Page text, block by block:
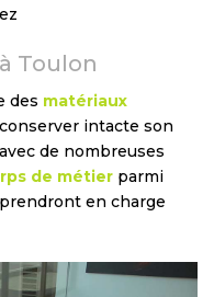
Toulon
des matériaux
intacte son
de nombreuses
de métier parmi
en charge